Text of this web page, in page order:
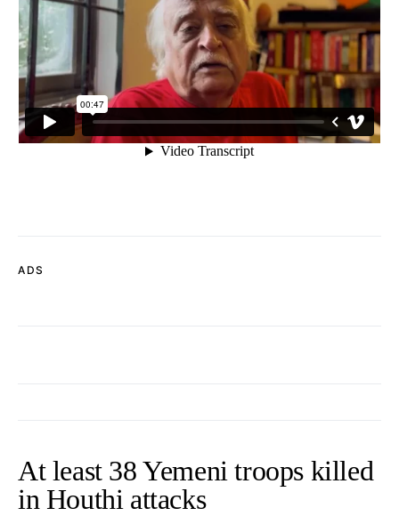
ADS
At least 38 Yemeni troops killed
in Houthi attacks